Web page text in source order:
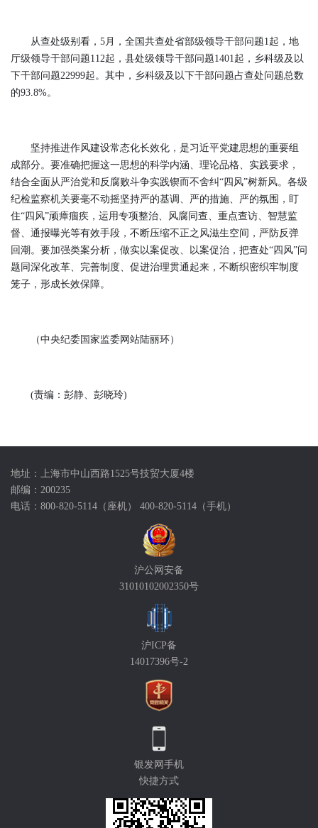
从查处级别看，5月，全国共查处省部级领导干部问题1起，地
厅级领导干部问题112起，县处级领导干部问题1401起，乡科级及以
下干部问题22999起。其中，乡科级及以下干部问题占查处问题总数
的93.8%。
坚持推进作风建设常态化长效化，是习近平党建思想的重要组
成部分。要准确把握这一思想的科学内涵、理论品格、实践要求，
结合全面从严治党和反腐败斗争实践锲而不舍纠“四风”树新风。各级
纪检监察机关要毫不动摇坚持严的基调、严的措施、严的氛围，盯
住“四风”顽瘴痼疾，运用专项整治、风腐同查、重点查访、智慧监
督、通报曝光等有效手段，不断压缩不正之风滋生空间，严防反弹
回潮。要加强类案分析，做实以案促改、以案促治，把查处“四风”问
题同深化改革、完善制度、促进治理贯通起来，不断织密织牢制度
笼子，形成长效保障。
（中央纪委国家监委网站陆丽环）
(责编：彭静、彭晓玲)
地址：上海市中山西路1525号技贸大厦4楼
邮编：200235
电话：800-820-5114（座机） 400-820-5114（手机）
沪公网安备
31010102002350号
沪ICP备
14017396号-2
银发网手机
快捷方式